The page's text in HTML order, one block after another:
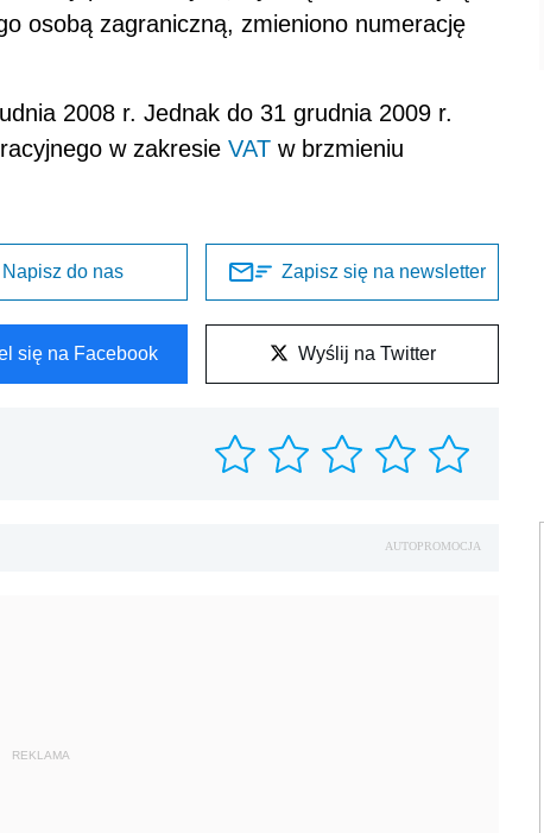
osobą zagraniczną, zmieniono numerację
2008 r. Jednak do 31 grudnia 2009 r.
w zakresie VAT w brzmieniu
Napisz do nas Zapisz się na newsletter
się na Facebook Wyślij na Twitter
AUTOPROMOCJA
REKLAMA